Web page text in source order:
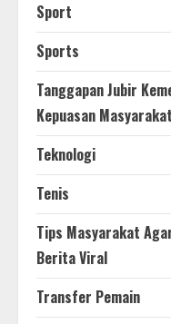
Sport
Sports
Tanggapan Jubir
Kepuasan Masyarakat
Teknologi
Tenis
Tips Masyarakat
Berita Viral
Transfer Pemain